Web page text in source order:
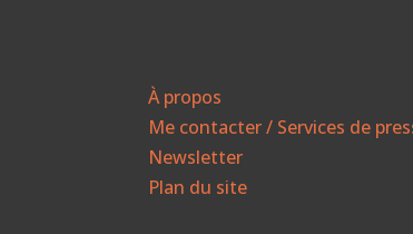
À propos
Me contacter / Services de
Newsletter
Plan du site